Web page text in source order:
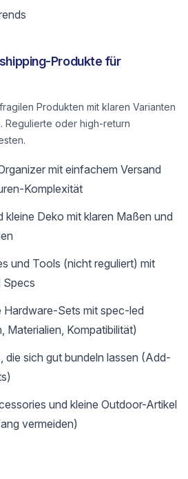
Produkte für
Produkten mit klaren Varianten
Regulierte oder high-return
mit einfachem Versand
Komplexität
kleine Deko mit klaren Maßen und
und Tools (nicht reguliert) mit
Specs
Hardware-Sets mit spec-led
Materialien, Kompatibilität)
die sich gut bundeln lassen (Add-
und kleine Outdoor-Artikel
vermeiden)